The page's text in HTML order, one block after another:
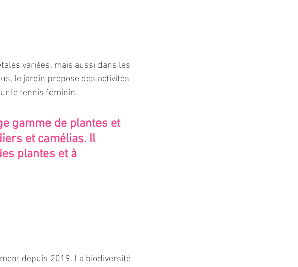
variées, mais aussi dans les
le jardin propose des activités
le tennis féminin.
gamme de plantes et
et camélias. Il
plantes et à
depuis 2019. La biodiversité